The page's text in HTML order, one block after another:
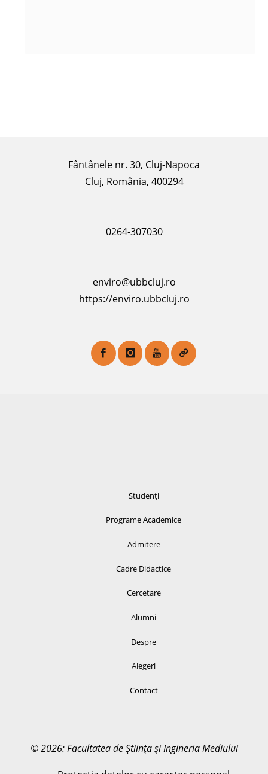
Fântânele nr. 30, Cluj-Napoca
Cluj, România, 400294
0264-307030
enviro@ubbcluj.ro
https://enviro.ubbcluj.ro
Studenți
Programe Academice
Admitere
Cadre Didactice
Cercetare
Alumni
Despre
Alegeri
Contact
© 2026: Facultatea de Știința și Ingineria Mediului